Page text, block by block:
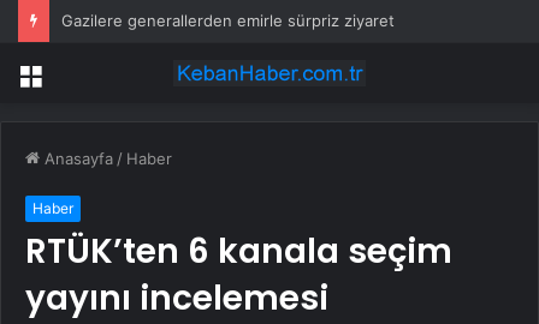
Gazilere generallerden emirle sürpriz ziyaret
Menü
Anasayfa / Haber
Haber
RTÜK’ten 6 kanala seçim
yayını incelemesi